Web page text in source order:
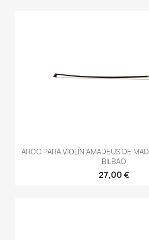
ARCO PARA VIOLÍN AMADEUS DE
BILBAO
27,00 €